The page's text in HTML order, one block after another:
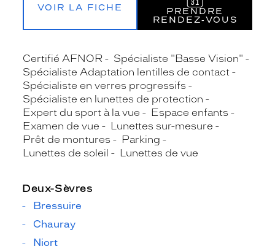
VOIR LA FICHE
PRENDRE
RENDEZ‑VOUS
Certifié AFNOR
Spécialiste "Basse Vision"
Spécialiste Adaptation lentilles de contact
Spécialiste en verres progressifs
Spécialiste en lunettes de protection
Expert du sport à la vue
Espace enfants
Examen de vue
Lunettes sur-mesure
Prêt de montures
Parking
Lunettes de soleil
Lunettes de vue
Deux-Sèvres
Bressuire
Chauray
Niort